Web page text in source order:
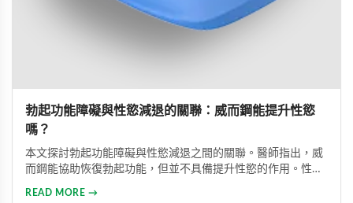
勃起功能障礙與性慾減退的關聯：威而鋼能提升性慾
嗎？
本文探討勃起功能障礙與性慾減退之間的關聯。醫師指出，威
而鋼能協助恢復勃起功能，但並不具備提升性慾的作用。性慾
READ MORE →